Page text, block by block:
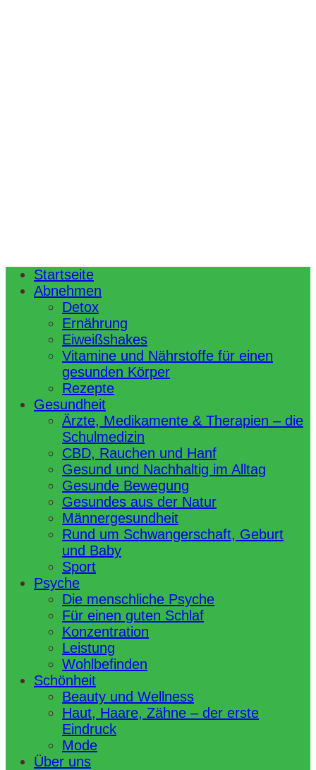
Startseite
Abnehmen
Detox
Ernährung
Eiweißshakes
Vitamine und Nährstoffe für einen
gesunden Körper
Rezepte
Gesundheit
Ärzte, Medikamente & Therapien – die
Schulmedizin
CBD, Rauchen und Hanf
Gesund und Nachhaltig im Alltag
Gesunde Bewegung
Gesundes aus der Natur
Männergesundheit
Rund um Schwangerschaft, Geburt
und Baby
Sport
Psyche
Die menschliche Psyche
Für einen guten Schlaf
Konzentration
Leistung
Wohlbefinden
Schönheit
Beauty und Wellness
Haut, Haare, Zähne – der erste
Eindruck
Mode
Über uns